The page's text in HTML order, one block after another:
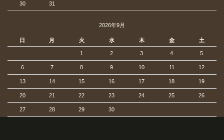
30 31
2026年9月
日 月 火 水 木 金 土
1 2 3 4 5
6 7 8 9 10 11 12
13 14 15 16 17 18 19
20 21 22 23 24 25 26
27 28 29 30